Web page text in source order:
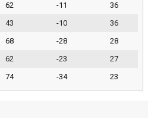
62 -11
36
43 -10
36
68 -28
28
62 -23
27
74 -34 23